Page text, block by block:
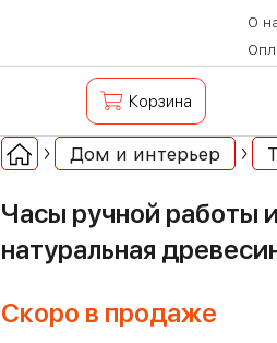
О
Корзина
Дом и интерьер
Часы ручной работы
натуральная
Скоро в продаже